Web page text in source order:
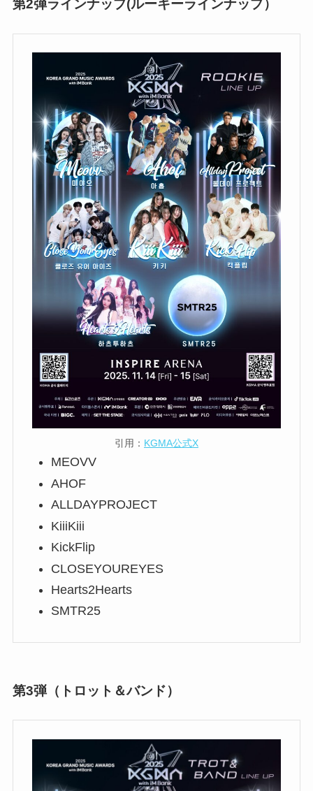
第2弾ラインナップ(ルーキーラインナップ）
引用： KGMA公式X
MEOVV
AHOF
ALLDAYPROJECT
KiiiKiii
KickFlip
CLOSEYOUREYES
Hearts2Hearts
SMTR25
第3弾（トロット＆バンド）